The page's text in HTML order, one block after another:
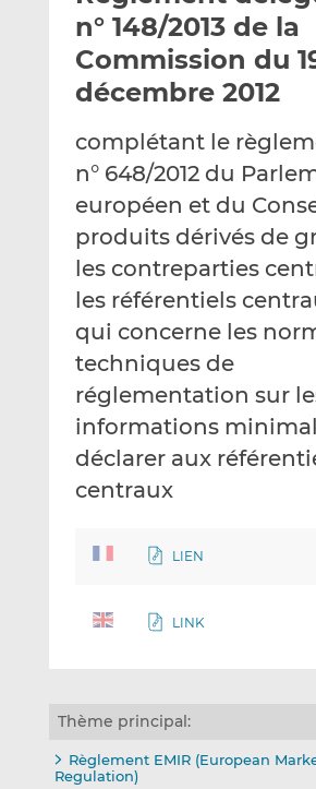
e
r
p
a
e
m
i
l
g
e
r
s
r
L
n
k
e
d
n
g
e
s
r
F
c
e
b
o
k
n° 148/2013 de la
Commission du
décembre 2012
complétant le
n° 648/2012 du
européen et du
produits dérivés de
les contreparties
les référentiels
qui concerne les
techniques de
réglementation sur
informations
déclarer aux
centraux
LIEN
LINK
Thème principal:
Règlement EMIR (European
Regulation)